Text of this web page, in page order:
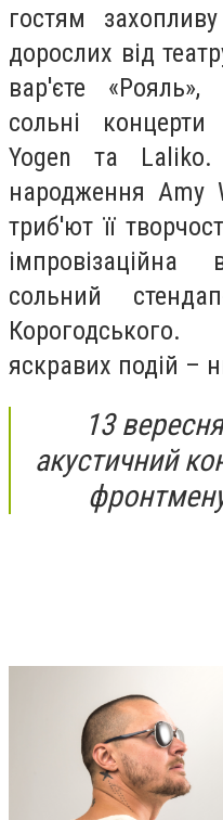
гостям
дорослих від
вар'єте «Рояль»,
сольні
Yogen та
народження Amy
триб'ют її
сольний
яскравих подій –
13
акустичний